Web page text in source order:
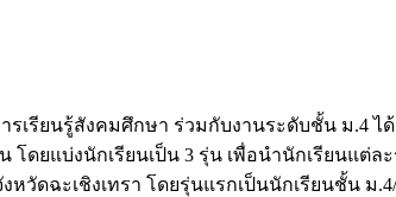
รเรียนรู้สังคมศึกษา ร่วมกับงานระดับชั้น ม.4 ไ
โดยแบ่งนักเรียนเป็น 3 รุ่น เพื่อนำนักเรียนแต่
หวัดฉะเชิงเทรา โดยรุ่นแรกเป็นนักเรียนชั้น ม